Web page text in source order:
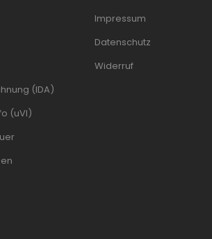
(IDA)
(uVI)
Impressum
Datenschutz
Widerruf